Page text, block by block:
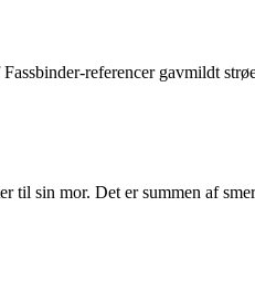
referencer gavmildt
til sin mor. Det er summen af